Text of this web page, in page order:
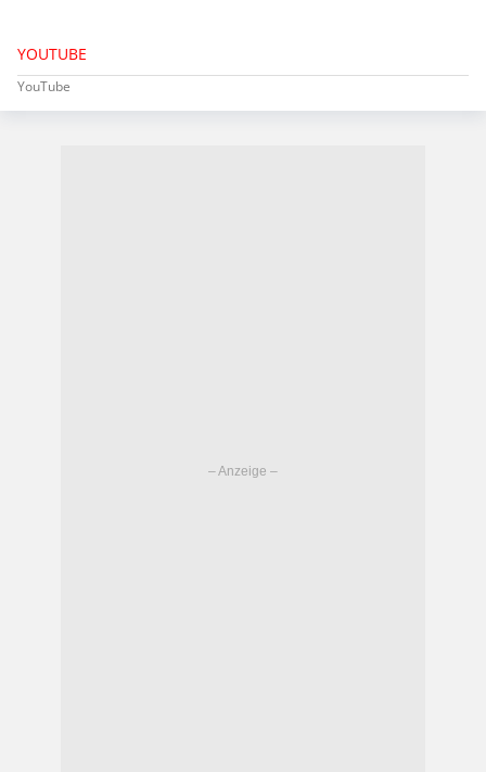
YOUTUBE
YouTube